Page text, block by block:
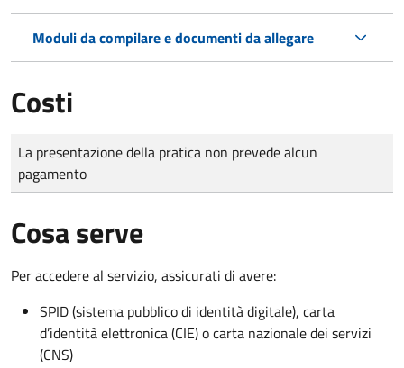
Moduli da compilare e documenti da allegare
Costi
Tipo di pagamento
Importo
La presentazione della pratica non prevede alcun
pagamento
Cosa serve
Per accedere al servizio, assicurati di avere:
SPID (sistema pubblico di identità digitale), carta
d’identità elettronica (CIE) o carta nazionale dei servizi
(CNS)